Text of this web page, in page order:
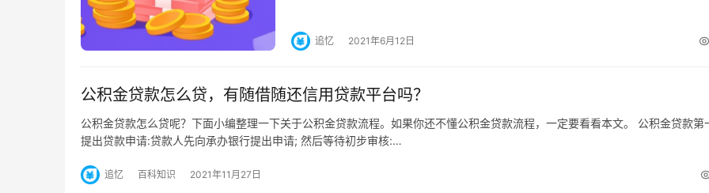
追忆 2021年6月12日
公积金贷款怎么贷，有随借随还信用贷款平台吗？
公积金贷款怎么贷呢？下面小编整理一下关于公积金贷款流程。如果你还不懂公积金贷款流程，一定要看看本文。 公积金贷款第
提出贷款申请:贷款人先向承办银行提出申请; 然后等待初步审核:…
追忆 百科知识 2021年11月27日